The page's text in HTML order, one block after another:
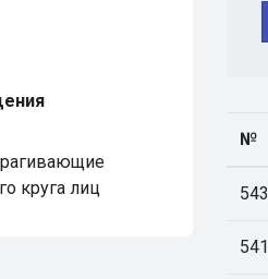
круга лиц
№
543
541